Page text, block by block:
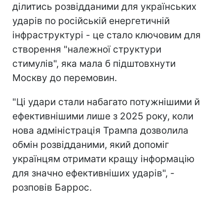
ділитись розвідданими для українських
ударів по російській енергетичній
інфраструктурі - це стало ключовим для
створення "належної структури
стимулів", яка мала б підштовхнути
Москву до перемовин.
"Ці удари стали набагато потужнішими й
ефективнішими лише з 2025 року, коли
нова адміністрація Трампа дозволила
обмін розвідданими, який допоміг
українцям отримати кращу інформацію
для значно ефективніших ударів", -
розповів Баррос.